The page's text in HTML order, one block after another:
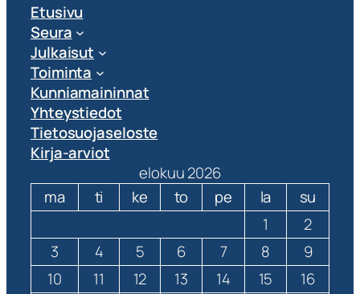
Etusivu
Seura
Julkaisut
Toiminta
Kunniamaininnat
Yhteystiedot
Tietosuojaseloste
Kirja-arviot
elokuu 2026
ma
ti ke to pe la
su
1
2
3
4 5 6 7 8
9
10
11 12 13 14 15
16